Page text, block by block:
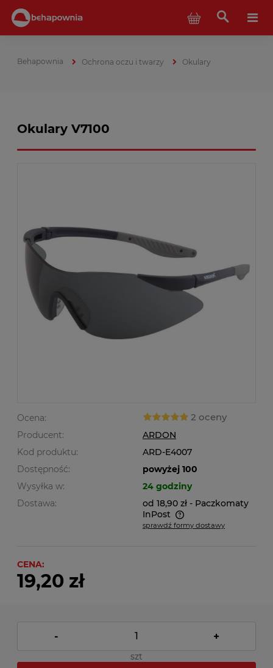
Ochrona oczu i twarzy Okulary
Okulary V7100
Ocena: 2 oceny
Producent:
ARDON
Kod produktu:
ARD-E4007
Dostępność:
powyżej 100
Wysyłka w:
24 godziny
Dostawa:
od 18,90 zł - Paczkomaty
InPost
Cena nie zawiera ewentualnych kosztów płatności
sprawdź formy dostawy
CENA:
19,20 zł
- +
szt